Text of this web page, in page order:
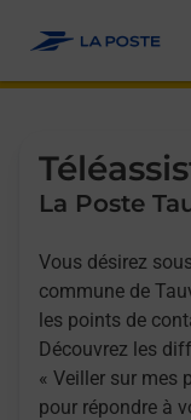
La Poste
Vous désirez
commune de
les points de
Découvrez les
« Veiller sur mes
pour répondre à